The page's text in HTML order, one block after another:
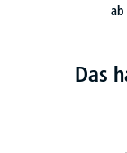
ab
Das